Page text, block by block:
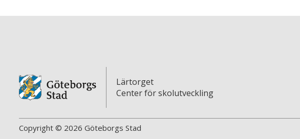
Lärtorget
Center för skolutveckling
Copyright © 2026 Göteborgs Stad